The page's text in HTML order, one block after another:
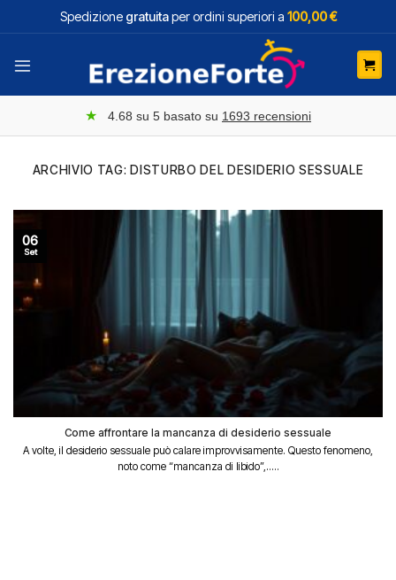
Spedizione gratuitaper ordini superiori a 100,00 €
★ 4.68 su 5 basato su 1693 recensioni
ARCHIVIO TAG: DISTURBO DEL DESIDERIO SESSUALE
Come affrontare la mancanza di desiderio sessuale
A volte, il desiderio sessuale può calare improvvisamente. Questo fenomeno,
noto come “mancanza di libido”,.....
06
Set